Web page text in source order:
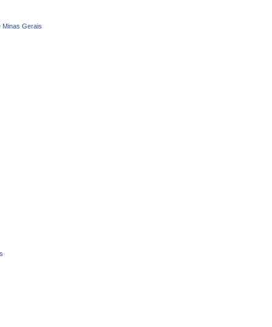
Minas Gerais